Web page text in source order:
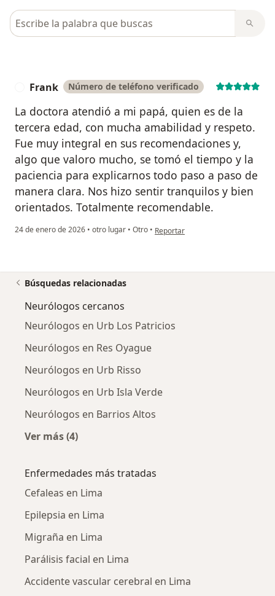
Busca en opiniones
Frank Número de teléfono verificado
La doctora atendió a mi papá, quien es de la
tercera edad, con mucha amabilidad y respeto.
Fue muy integral en sus recomendaciones y,
algo que valoro mucho, se tomó el tiempo y la
paciencia para explicarnos todo paso a paso de
manera clara. Nos hizo sentir tranquilos y bien
orientados. Totalmente recomendable.
24 de enero de 2026 • otro lugar • Otro • en opinión del usuario Frank
Reportar
Búsquedas relacionadas
Neurólogos cercanos
Neurólogos en Urb Los Patricios
Neurólogos en Res Oyague
Neurólogos en Urb Risso
Neurólogos en Urb Isla Verde
Neurólogos en Barrios Altos
Ver más (4)
Enfermedades más tratadas
Cefaleas en Lima
Epilepsia en Lima
Migraña en Lima
Parálisis facial en Lima
Accidente vascular cerebral en Lima